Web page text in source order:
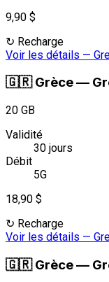
9,90 $
↻ Recharge
Voir les détails —
🇬🇷 Grèce—
20 GB
Validité
30 jours
Débit
5G
18,90 $
↻ Recharge
Voir les détails —
🇬🇷 Grèce—